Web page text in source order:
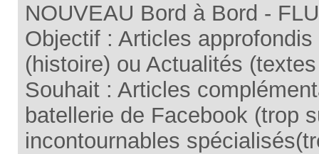
NOUVEAU Bord à Bord -
Objectif : Articles
(histoire) ou Actualités
Souhait : Articles
batellerie de Facebook (trop
incontournables